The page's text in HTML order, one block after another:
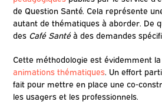
de Question Santé. Cela représente
autant de thématiques à aborder. De
des Café Santéà des demandes
Cette méthodologie est évidemment
animations thématiques. Un effort
fait pour mettre en place une co-
les usagers et les professionnels.